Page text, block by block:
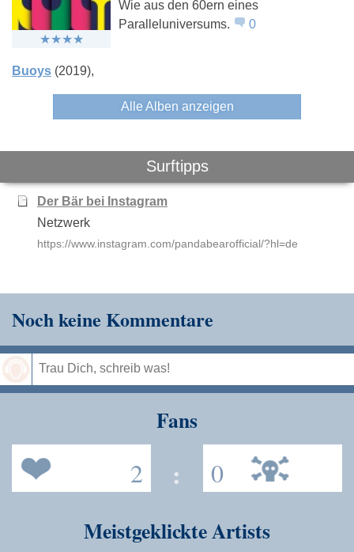
Wie aus den 60ern eines
Paralleluniversums.
0
Buoys (2019)
Alle Alben anzeigen
Surftipps
Der Bär bei Instagram
Netzwerk
https://www.instagram.com/pandabearofficial/?hl=de
Noch keine Kommentare
Fans
2 : 0
Meistgeklickte Artists